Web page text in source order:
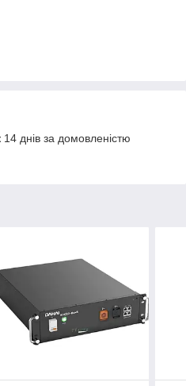
днів за домовленістю